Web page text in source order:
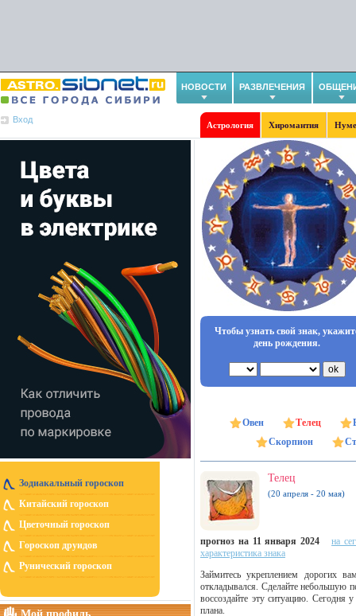
НОВОСТИ РАЗВЛЕЧЕНИЯ
Вход
Астрология Хиромантия
Зодиакальный гороскоп
Китайский гороскоп
Цветочный гороскоп
Гороскоп друидов
Рунический гороскоп
Чтобы узнать свой знак,
день рождения.
Овен Телец
Скорпион
Телец
(20 апреля - 20 мая)
прогноз на 11 января 2024
на
характеристика знака
Займитесь укреплением дорогих
откладывался. Сделайте небольшую
воссоздайте эту ситуацию. Сегодня
плана.